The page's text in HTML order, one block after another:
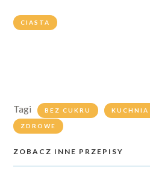
CIASTA
Tagi BEZ CUKRU KUCHNIA
ZDROWE
ZOBACZ INNE PRZEPISY